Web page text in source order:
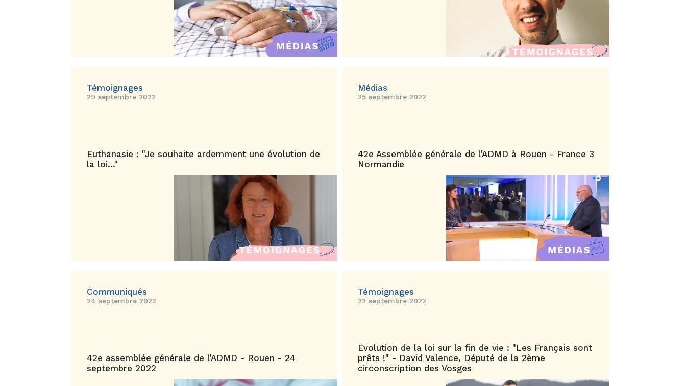
Témoignages
29 septembre 2022
Euthanasie : "Je souhaite ardemment une évolution de
la loi..."
Médias
25 septembre 2022
42e Assemblée générale de l'ADMD à Rouen - France 3
Normandie
Communiqués
24 septembre 2022
42e assemblée générale de l'ADMD - Rouen - 24
septembre 2022
Témoignages
22 septembre 2022
Evolution de la loi sur la fin de vie : "Les Français sont
prêts !" - David Valence, Député de la 2ème
circonscription des Vosges